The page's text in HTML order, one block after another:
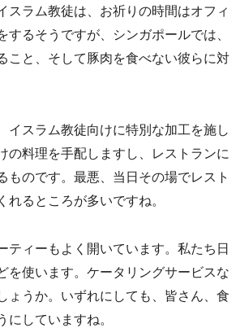
スラム教徒は、お祈りの時間はオフィ
るそうですが、シンガポールでは、
こと、そして豚肉を食べない彼らに対
イスラム教徒向けに特別な加工を施し
の料理を手配しますし、レストランに
ものです。最悪、当日その場でレスト
るところが多いですね。
ティーもよく開いています。私たち日
を使います。ケータリングサービスな
ょうか。いずれにしても、皆さん、食
していますね。